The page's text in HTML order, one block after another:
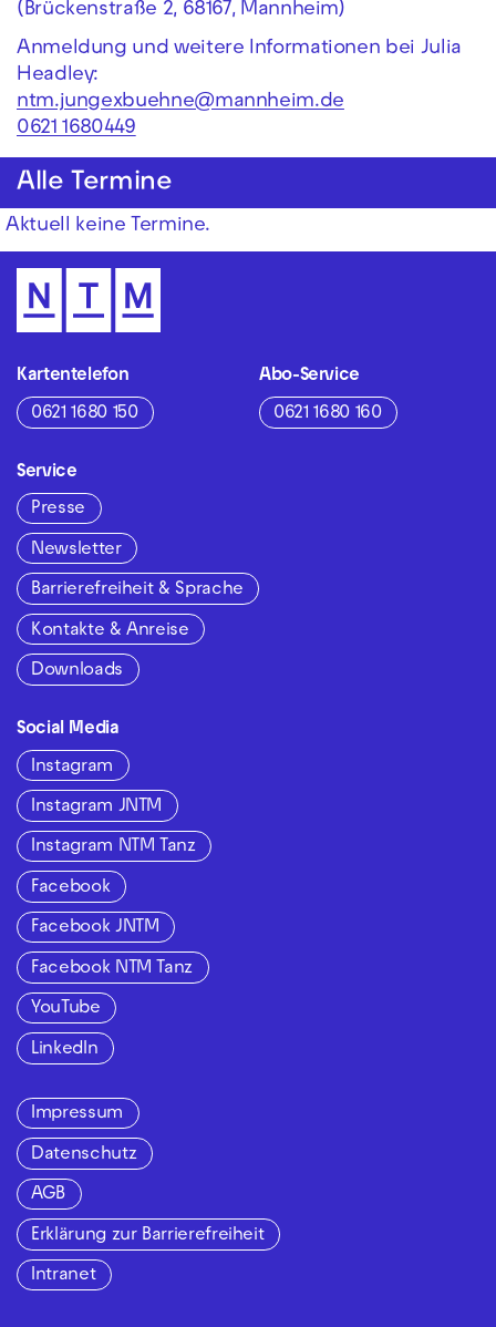
(Brückenstraße 2, 68167, Mannheim)
Anmeldung und weitere Informationen bei Julia
Headley:
ntm.jungexbuehne@mannheim.de
0621 1680449
Alle Termine
Aktuell keine Termine.
Kartentelefon
0621 1680 150
Abo-Service
0621 1680 160
Service
Presse
Newsletter
Barrierefreiheit & Sprache
Kontakte & Anreise
Downloads
Social Media
Instagram
Instagram JNTM
Instagram NTM Tanz
Facebook
Facebook JNTM
Facebook NTM Tanz
YouTube
LinkedIn
Impressum
Datenschutz
AGB
Erklärung zur Barrierefreiheit
Intranet